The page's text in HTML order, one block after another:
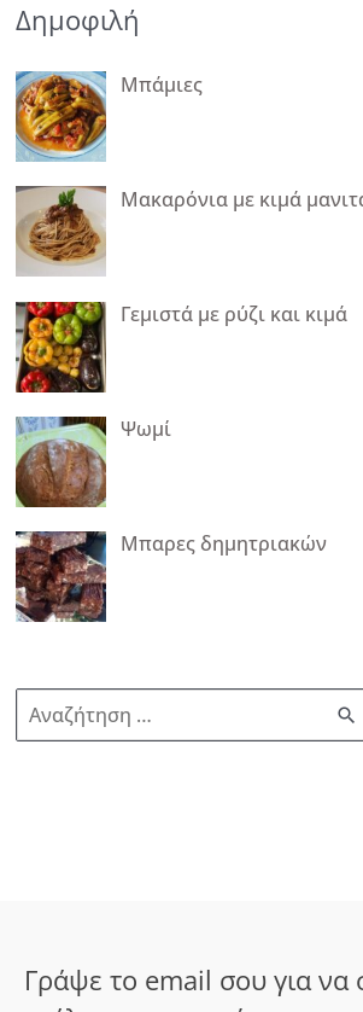
Δημοφιλή
Μπάμιες
Μακαρόνια με κιμά
Γεμιστά με ρύζι και κιμά
Ψωμί
Μπαρες δημητριακών
ν
σΓράψε το email σου για να